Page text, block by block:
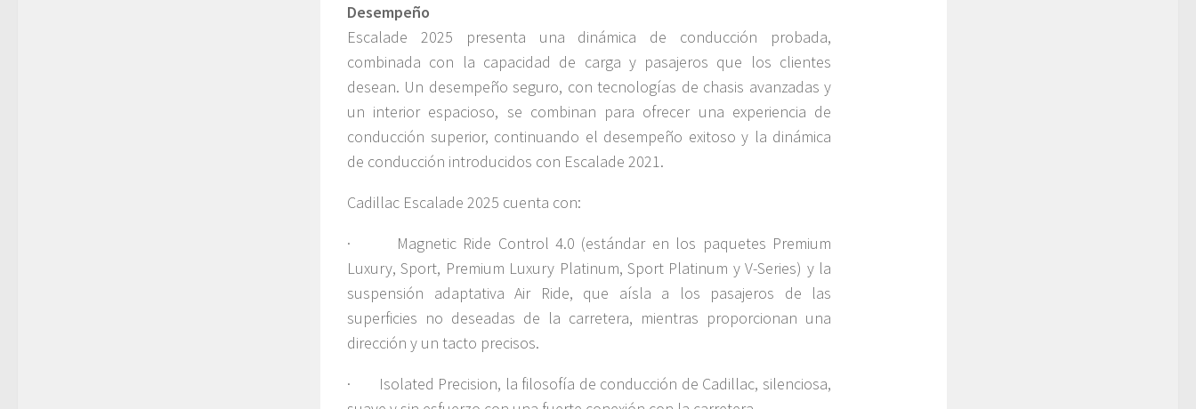
Desempeño
Escalade 2025 presenta una dinámica de conducción probada,
combinada con la capacidad de carga y pasajeros que los clientes
desean. Un desempeño seguro, con tecnologías de chasis avanzadas y
un interior espacioso, se combinan para ofrecer una experiencia de
conducción superior, continuando el desempeño exitoso y la dinámica
de conducción introducidos con Escalade 2021.
Cadillac Escalade 2025 cuenta con:
· Magnetic Ride Control 4.0 (estándar en los paquetes Premium
Luxury, Sport, Premium Luxury Platinum, Sport Platinum y V-Series) y la
suspensión adaptativa Air Ride, que aísla a los pasajeros de las
superficies no deseadas de la carretera, mientras proporcionan una
dirección y un tacto precisos.
· Isolated Precision, la filosofía de conducción de Cadillac, silenciosa,